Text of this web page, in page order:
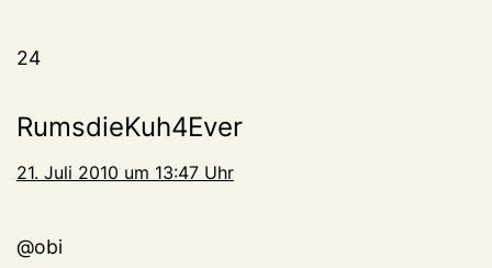
24
RumsdieKuh4Ever
21. Juli 2010 um 13:47 Uhr
@obi